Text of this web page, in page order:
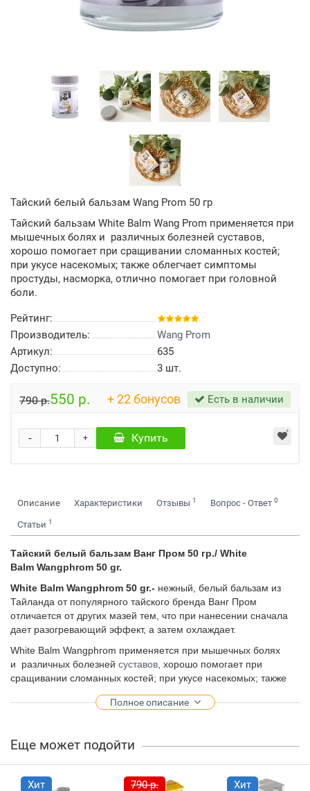
Тайский белый бальзам Wang Prom 50 гр
Тайский бальзам White Balm Wang Prom применяется при
мышечных болях и различных болезней суставов,
хорошо помогает при сращивании сломанных костей;
при укусе насекомых; также облегчает симптомы
простуды, насморка, отлично помогает при головной
боли.
Рейтинг:
Производитель:
Wang Prom
Артикул:
635
Доступно:
3 шт.
790 р.550 р. + 22 бонусов Есть в наличии
+
- Купить
Описание Характеристики Отзывы 1 Вопрос - Ответ 0
Статьи 1
Тайский белый бальзам Ванг Пром 50 гр./ White
Balm Wangphrom 50 gr.
White Balm Wangphrom 50 gr.- нежный, белый бальзам из
Тайланда от популярного тайского бренда Ванг Пром
отличается от других мазей тем, что при нанесении сначала
дает разогревающий эффект, а затем охлаждает.
White Balm Wangphrom применяется при мышечных болях
и различных болезней суставов , хорошо помогает при
сращивании сломанных костей; при укусе насекомых; также
при головной боли.
мягких и легких бальзамов, поэтому идеален против
респираторных заболеваний у детей любого возраста.
В Тайланде данную белую мазь часто применяют в
Полное описание
Еще может подойти
Хит
790 р.
Хит